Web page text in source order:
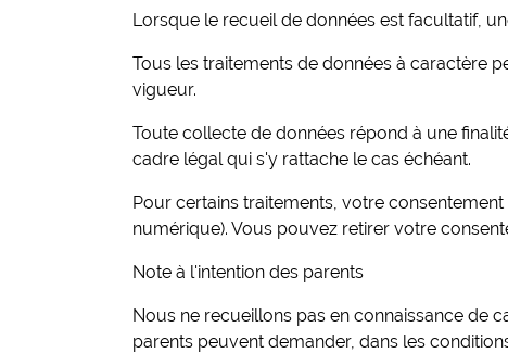
Lorsque le recueil de données est facultatif,
Tous les traitements de données à caractère
vigueur.
Toute collecte de données répond à une
cadre légal qui s'y rattache le cas échéant.
Pour certains traitements, votre
numérique). Vous pouvez retirer votre
Note à l'intention des parents
Nous ne recueillons pas en connaissance de
parents peuvent demander, dans les